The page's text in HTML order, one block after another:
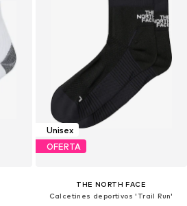
Unisex
OFERTA
THE NORTH FACE
Calcetines deportivos 'Trail Run'